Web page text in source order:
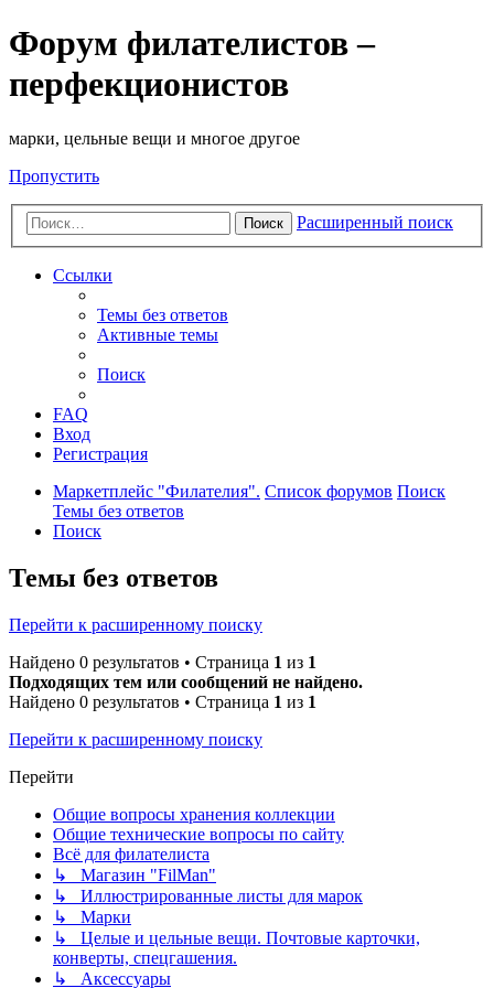
Форум филателистов –
перфекционистов
марки, цельные вещи и многое другое
Пропустить
Поиск Расширенный поиск
Ссылки
Темы без ответов
Активные темы
Поиск
FAQ
Вход
Регистрация
Маркетплейс "Филателия". Список форумов Поиск
Темы без ответов
Поиск
Темы без ответов
Перейти к расширенному поиску
Найдено 0 результатов • Страница 1 из 1
Подходящих тем или сообщений не найдено.
Найдено 0 результатов • Страница 1 из 1
Перейти к расширенному поиску
Перейти
Общие вопросы хранения коллекции
Общие технические вопросы по сайту
Всё для филателиста
↳ Магазин "FilMan"
↳ Иллюстрированные листы для марок
↳ Марки
↳ Целые и цельные вещи. Почтовые карточки,
конверты, спецгашения.
↳ Аксессуары